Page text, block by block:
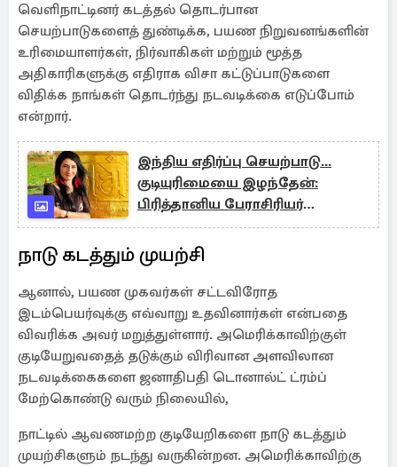
வெளிநாட்டினர் கடத்தல் தொடர்பான
செயற்பாடுகளைத் துண்டிக்க, பயண நிறுவனங்களின்
உரிமையாளர்கள், நிர்வாகிகள் மற்றும் மூத்த
அதிகாரிகளுக்கு எதிராக விசா கட்டுப்பாடுகளை
விதிக்க நாங்கள் தொடர்ந்து நடவடிக்கை எடுப்போம்
என்றார்.
இந்திய எதிர்ப்பு செயற்பாடு...
குடியுரிமையை இழந்தேன்:
பிரித்தானிய பேராசிரியர்
கண்டனம்
நாடு கடத்தும் முயற்சி
ஆனால், பயண முகவர்கள் சட்டவிரோத
இடம்பெயர்வுக்கு எவ்வாறு உதவினார்கள் என்பதை
விவரிக்க அவர் மறுத்துள்ளார். அமெரிக்காவிற்குள்
குடியேறுவதைத் தடுக்கும் விரிவான அளவிலான
நடவடிக்கைகளை ஜனாதிபதி டொனால்ட் ட்ரம்ப்
மேற்கொண்டு வரும் நிலையில்,
நாட்டில் ஆவணமற்ற குடியேறிகளை நாடு கடத்தும்
முயற்சிகளும் நடந்து வருகின்றன. அமெரிக்காவிற்கு